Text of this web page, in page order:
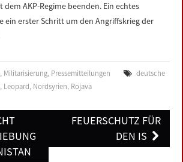
AKP-Regime beenden. Ein echtes
ein erster Schritt um den Angriffskrieg der
, Militarisierung, Pressemitteilungen
deutsche
, Leopard, Nordsyrien, Rojava
FEUERSCHUTZ FÜR
DEN IS